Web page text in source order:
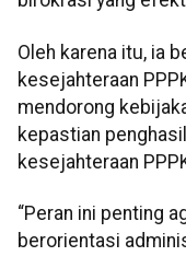
Oleh karena itu, ia
kesejahteraan
mendorong
kepastian
kesejahteraan
“Peran ini penting
berorientasi